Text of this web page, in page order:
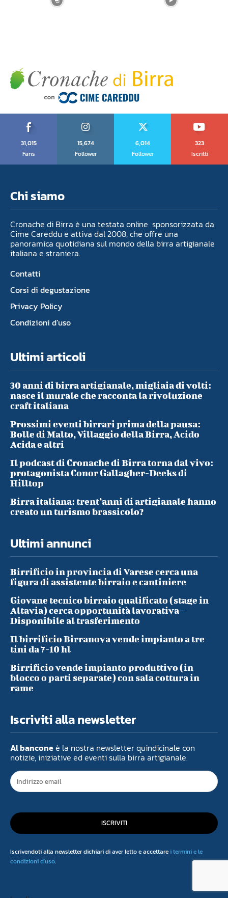
31,015
Fans
15,674
Follower
6,014
Follower
323
Iscritti
Chi siamo
Cronache di Birra è una testata online sponsorizzata da
Cime Careddu e attiva dal 2008, che offre una
panoramica quotidiana sul mondo della birra artigianale
italiana e straniera.
Contatti
Corsi di degustazione
Privacy Policy
Condizioni d’uso
Ultimi articoli
30 anni di birra artigianale, migliaia di volti:
nasce il murale che racconta la rivoluzione
craft italiana
Prossimi eventi birrari prima della pausa:
Bolle di Malto, Villaggio della Birra, Acido
Acida e altri
Il podcast di Cronache di Birra torna dal vivo:
protagonista Conor Gallagher-Deeks di
Hilltop
Birra italiana: trent’anni di artigianale hanno
creato un turismo brassicolo?
Ultimi annunci
Birrificio in provincia di Varese cerca una
figura di assistente birraio e cantiniere
Giovane tecnico birraio qualificato (stage in
Altavia) cerca opportunità lavorativa –
Disponibile al trasferimento
Il birrificio Birranova vende impianto a tre
tini da 7-10 hl
Birrificio vende impianto produttivo (in
blocco o parti separate) con sala cottura in
rame
Iscriviti alla newsletter
Al banconeè la nostra newsletter quindicinale con
notizie, iniziative ed eventi sulla birra artigianale.
ISCRIVITI
Iscrivendoti alla newsletter dichiari di aver letto e accettarei termini e le
condizioni d'uso.